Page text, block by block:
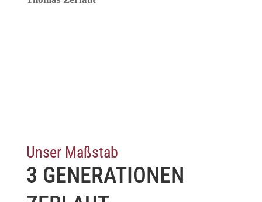
Unser Maßstab
3 GENERATIONEN